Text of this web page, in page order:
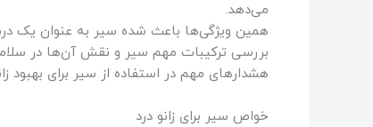
می‌دهد.
همین ویژگی‌ها باعث شده سیر به عنوان یک
بررسی ترکیبات مهم سیر و نقش آن‌ها در
هشدارهای مهم در استفاده از سیر برای بهبود
خواص سیر برای زانو درد